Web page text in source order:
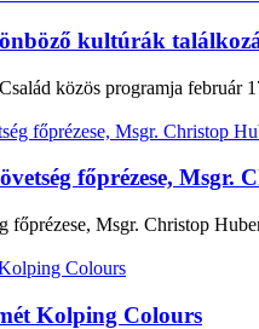
kultúrák
közös programja február
főprézese,
főprézese, Msgr. Christop
Kolping Colours